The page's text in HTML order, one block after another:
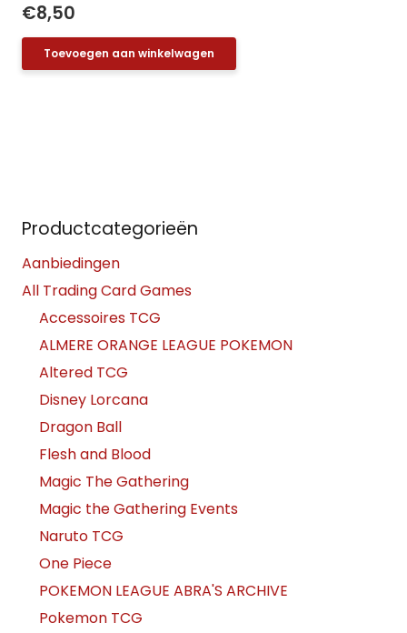
€8,50
Toevoegen aan winkelwagen
Productcategorieën
Aanbiedingen
All Trading Card Games
Accessoires TCG
ALMERE ORANGE LEAGUE POKEMON
Altered TCG
Disney Lorcana
Dragon Ball
Flesh and Blood
Magic The Gathering
Magic the Gathering Events
Naruto TCG
One Piece
POKEMON LEAGUE ABRA'S ARCHIVE
Pokemon TCG